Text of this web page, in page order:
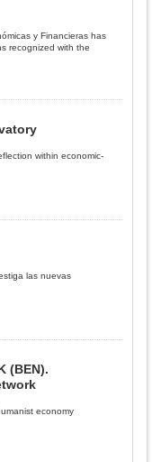
y Financieras has
recognized with the
within economic-
las nuevas
(BEN).
economy